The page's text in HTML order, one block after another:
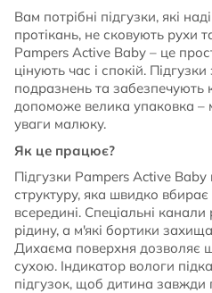
Вам потрібні підгузки, які
протікань, не сковують рухи
Pampers Active Baby – це
цінують час і спокій.
подразнень та забезпечують
допоможе велика упаковка –
уваги малюку.
Як це працює?
Підгузки Pampers Active
структуру, яка швидко вбирає
всередині. Спеціальні
рідину, а м'які бортики
Дихаєма поверхня дозволяє
сухою. Індикатор вологи
підгузок, щоб дитина